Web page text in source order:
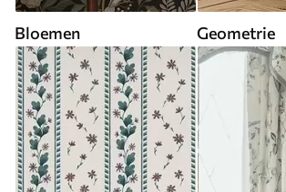
Bloemen Geometrie